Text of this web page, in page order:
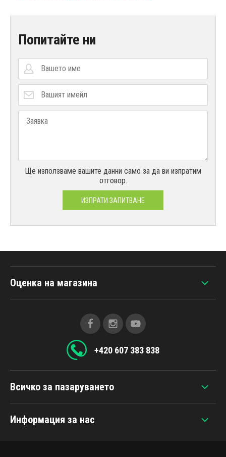
Попитайте ни
Ще използваме вашите данни само за да ви изпратим
отговор.
ИЗПРАТИ ЗАПИТВАНЕ
Всичко за пазаруването
Информация за нас
Оценка на магазина
+420 607 383 838